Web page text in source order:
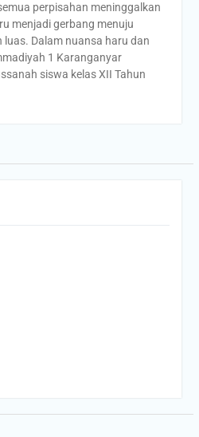
perpisahan meninggalkan
menjadi gerbang menuju
luas. Dalam nuansa haru dan
1 Karanganyar
siswa kelas XII Tahun